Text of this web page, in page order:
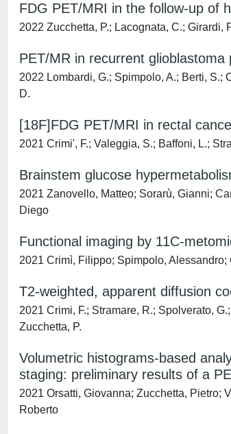
FDG PET/MRI in the follow-up of
2022 Zucchetta, P.; Lacognata, C.;
PET/MR in recurrent
2022 Lombardi, G.; Spimpolo, A.; Berti, S.;
D.
[18F]FDG PET/MRI in rectal
2021 Crimi', F.; Valeggia, S.; Baffoni, L.;
Brainstem glucose
2021 Zanovello, Matteo; Sorarù, Gianni;
Diego
Functional imaging by 11C-
2021 Crimì, Filippo; Spimpolo,
T2-weighted, apparent diffusion
2021 Crimi, F.; Stramare, R.; Spolverato,
Zucchetta, P.
Volumetric histograms-based
staging: preliminary results of a
2021 Orsatti, Giovanna; Zucchetta, Pietro;
Roberto